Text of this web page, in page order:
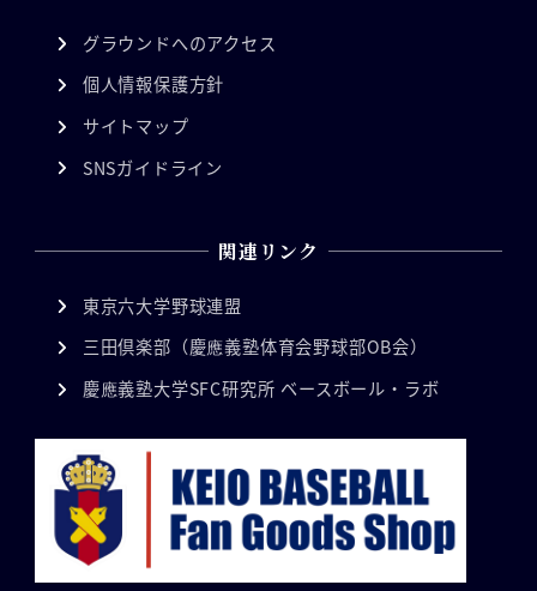
グラウンドへのアクセス
個人情報保護方針
サイトマップ
SNSガイドライン
関連リンク
東京六大学野球連盟
三田倶楽部（慶應義塾体育会野球部OB会）
慶應義塾大学SFC研究所 ベースボール・ラボ